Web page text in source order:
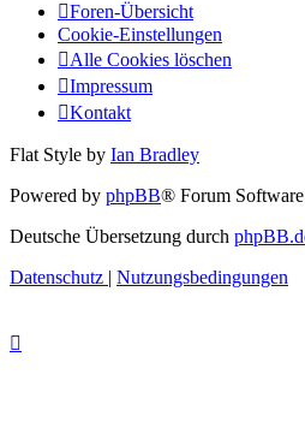
Foren-Übersicht
Cookie-Einstellungen
Alle Cookies löschen
Impressum
Kontakt
Flat Style by Ian Bradley
Powered by phpBB® Forum
Deutsche Übersetzung durch
Datenschutz | Nutzungsbedingungen